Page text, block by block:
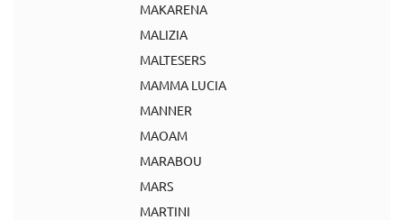
MAKARENA
MALIZIA
MALTESERS
MAMMA LUCIA
MANNER
MAOAM
MARABOU
MARS
MARTINI